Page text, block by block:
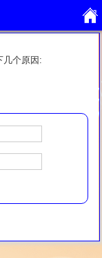
几个原因: